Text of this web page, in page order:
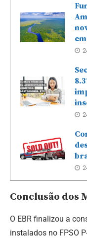
Conclusão dos
O EBR finalizou a
instalados no FPSO